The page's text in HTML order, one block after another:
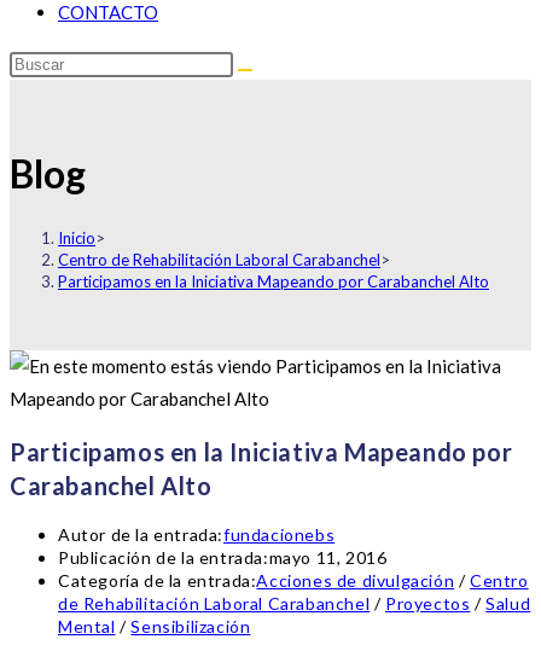
CONTACTO
Blog
Inicio>
Centro de Rehabilitación Laboral Carabanchel>
Participamos en la Iniciativa Mapeando por Carabanchel Alto
Participamos en la Iniciativa Mapeando por
Carabanchel Alto
Autor de la entrada:fundacionebs
Publicación de la entrada:mayo 11, 2016
Categoría de la entrada:Acciones de divulgación / Centro
de Rehabilitación Laboral Carabanchel / Proyectos / Salud
Mental / Sensibilización